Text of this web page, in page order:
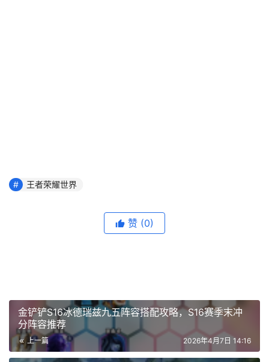
王者荣耀世界
赞 (0)
金铲铲S16冰德瑞兹九五阵容搭配攻略，S16赛季末冲
分阵容推荐
上一篇 2026年4月7日 14:16